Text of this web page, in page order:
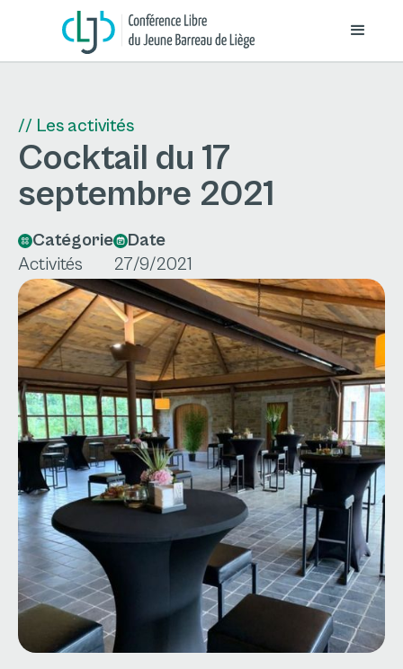
// Les activités
Cocktail du 17
septembre 2021
Catégorie
Activités
Date
27/9/2021